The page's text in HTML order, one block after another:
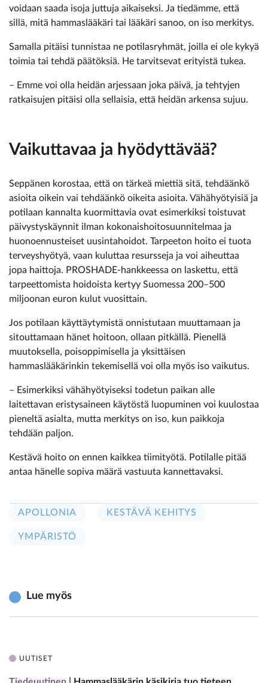
voidaan saada isoja juttuja aikaiseksi. Ja tiedämme, että
sillä, mitä hammaslääkäri tai lääkäri sanoo, on iso merkitys.
Samalla pitäisi tunnistaa ne potilasryhmät, joilla ei ole kykyä
toimia tai tehdä päätöksiä. He tarvitsevat erityistä tukea.
– Emme voi olla heidän arjessaan joka päivä, ja tehtyjen
ratkaisujen pitäisi olla sellaisia, että heidän arkensa sujuu.
Vaikuttavaa ja hyödyttävää?
Seppänen korostaa, että on tärkeä miettiä sitä, tehdäänkö
asioita oikein vai tehdäänkö oikeita asioita. Vähähyötyisiä ja
potilaan kannalta kuormittavia ovat esimerkiksi toistuvat
päivystyskäynnit ilman kokonaishoitosuunnitelmaa ja
huonoennusteiset uusintahoidot. Tarpeeton hoito ei tuota
terveyshyötyä, vaan kuluttaa resursseja ja voi aiheuttaa
jopa haittoja. ­PROSHADE-hankkeessa on laskettu, että
tarpeettomista hoidoista kertyy Suomessa 200–500
miljoonan euron kulut vuosittain.
Jos potilaan käyttäytymistä onnistutaan muuttamaan ja
sitouttamaan hänet hoitoon, ollaan pitkällä. Pienellä
muutoksella, poisoppimisella ja yksittäisen
hammaslääkärinkin tekemisellä voi olla myös iso vaikutus.
– Esimerkiksi vähähyötyiseksi todetun paikan alle
laitettavan eristysaineen käytöstä luopuminen voi kuulostaa
pieneltä asialta, mutta merkitys on iso, kun paikkoja
tehdään paljon.
Kestävä hoito on ennen kaikkea tiimityötä. Potilalle pitää
antaa hänelle sopiva määrä vastuuta kannettavaksi.
APOLLONIA KESTÄVÄ KEHITYS
YMPÄRISTÖ
Lue myös
UUTISET